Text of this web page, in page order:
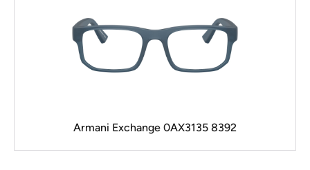
Armani Exchange 0AX3135 8392